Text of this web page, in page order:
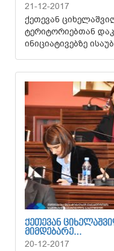
21-12-2017
ქეთევან
ტერიტორიებთან
ინიციატივებზე
ᲥᲔᲗᲔᲕᲐᲜ
ᲛᲘᲛᲓᲔᲑᲐᲠᲔ…
20-12-2017